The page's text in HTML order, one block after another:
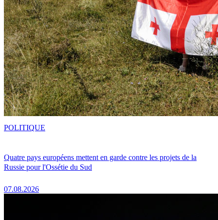
Quatre pays européens mettent en garde contre les projets de la
Russie pour l'Ossétie du Sud
07.08.2026
POLITIQUE